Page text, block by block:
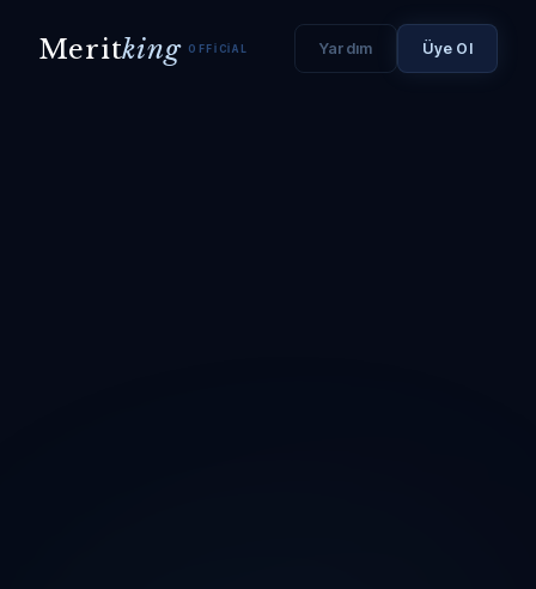
Meritking OFFICIAL Yardım Üye Ol